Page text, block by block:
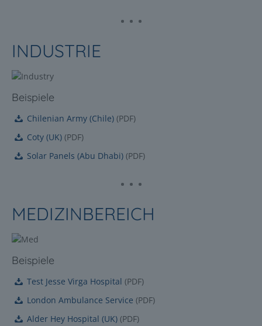
INDUSTRIE
Beispiele
Chilenian Army (Chile) (PDF)
Coty (UK) (PDF)
Solar Panels (Abu Dhabi) (PDF)
MEDIZINBEREICH
Beispiele
Test Jesse Virga Hospital (PDF)
London Ambulance Service (PDF)
Alder Hey Hospital (UK) (PDF)